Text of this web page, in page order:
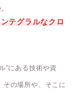
。
テグラルなクロ
”にある技術や資
その場所や、そこに